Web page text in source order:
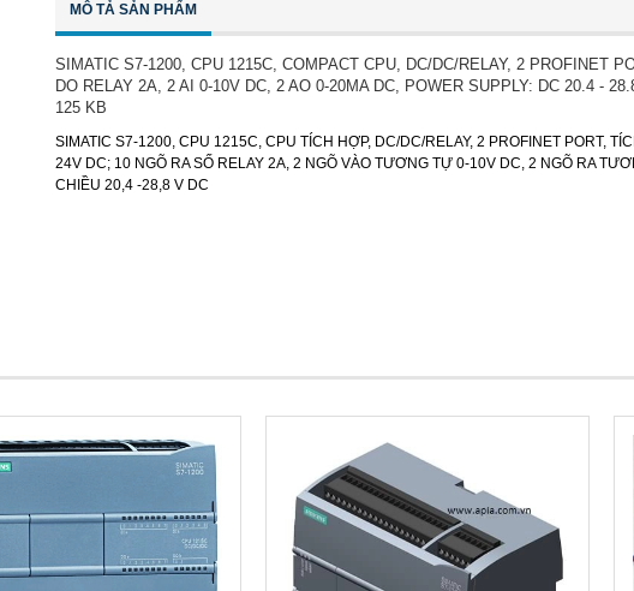
MÔ TẢ SẢN PHẨM
SIMATIC S7-1200, CPU 1215C, COMPACT CPU, DC/DC/RELAY, 2 PROFINET
DO RELAY 2A, 2 AI 0-10V DC, 2 AO 0-20MA DC, POWER SUPPLY: DC 20.4 -
125 KB
SIMATIC S7-1200, CPU 1215C, CPU TÍCH HỢP, DC/DC/RELAY, 2 PROFINET PORT,
24V DC; 10 NGÕ RA SỐ RELAY 2A, 2 NGÕ VÀO TƯƠNG TỰ 0-10V DC, 2 NGÕ RA
CHIỀU 20,4 -28,8 V DC